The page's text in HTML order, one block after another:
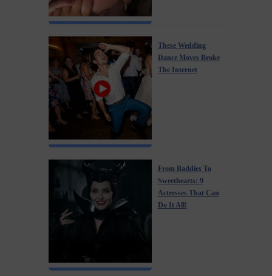
These Wedding
Dance Moves Broke
The Internet
From Baddies To
Sweethearts: 9
Actresses That Can
Do It All!